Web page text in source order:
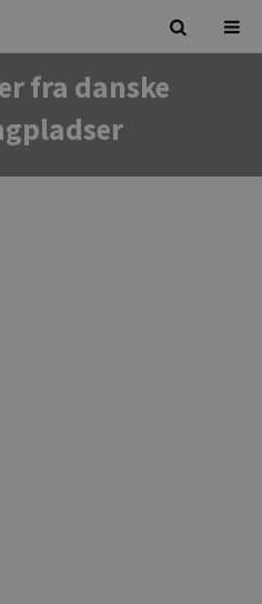
fra danske